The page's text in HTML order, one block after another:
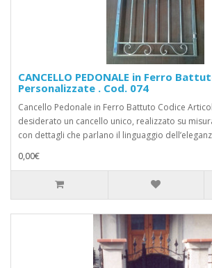
CANCELLO PEDONALE in Ferro
Personalizzate . Cod. 074
Cancello Pedonale in Ferro Battuto Codice
desiderato un cancello unico, realizzato su
con dettagli che parlano il linguaggio
0,00€